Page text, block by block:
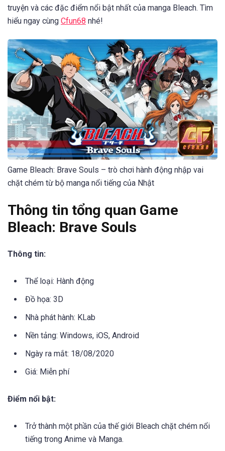
truyện và các đặc điểm nổi bật nhất của manga Bleach. Tìm
hiểu ngay cùng Cfun68 nhé!
Game Bleach: Brave Souls – trò chơi hành động nhập vai
chặt chém từ bộ manga nổi tiếng của Nhật
Thông tin tổng quan Game
Bleach: Brave Souls
Thông tin:
Thể loại: Hành động
Đồ họa: 3D
Nhà phát hành: KLab
Nền tảng: Windows, iOS, Android
Ngày ra mắt: 18/08/2020
Giá: Miễn phí
Điểm nổi bật:
Trở thành một phần của thế giới Bleach chặt chém nổi
tiếng trong Anime và Manga.